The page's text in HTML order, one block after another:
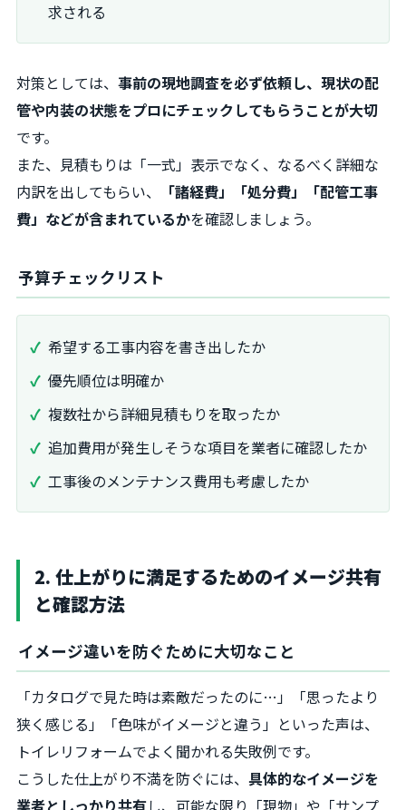
求される
対策としては、 事前の現地調査を必ず依頼し、現状の配
管や内装の状態をプロにチェックしてもらうことが大切
です。
また、見積もりは「一式」表示でなく、なるべく詳細な
内訳を出してもらい、
「諸経費」「処分費」「配管工事
費」などが含まれているかを確認しましょう。
予算チェックリスト
希望する工事内容を書き出したか
優先順位は明確か
複数社から詳細見積もりを取ったか
追加費用が発生しそうな項目を業者に確認したか
工事後のメンテナンス費用も考慮したか
2. 仕上がりに満足するためのイメージ共有
と確認方法
イメージ違いを防ぐために大切なこと
「カタログで見た時は素敵だったのに…」「思ったより
狭く感じる」「色味がイメージと違う」といった声は、
トイレリフォームでよく聞かれる失敗例です。
こうした仕上がり不満を防ぐには、 具体的なイメージを
業者としっかり共有し、可能な限り「現物」や「サンプ